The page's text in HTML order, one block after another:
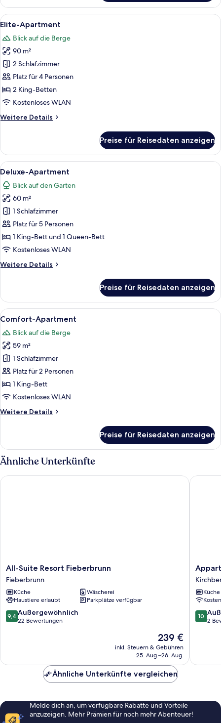
Suite,
2 Schlafzimmer
Alle
Fotos
für
Elite-
Apartment
anzeigen
Ein modernes Wohnzimmer mit
13
Elite-Apartment
Blick auf die Berge
90 m²
2 Schlafzimmer
Platz für 4 Personen
2 King-Betten
Kostenloses WLAN
Weitere Details
Weitere
Apartment
Preise für Reisedaten anzeigen
Alle
Fotos
für
Deluxe-
Apartment
anzeigen
Ein modernes Wohnzimmer mit
7
Deluxe-Apartment
Blick auf den Garten
60 m²
1 Schlafzimmer
Platz für 5 Personen
1 King-Bett und 1 Queen-Bett
Kostenloses WLAN
Weitere Details
Weitere
Apartment
Preise für Reisedaten anzeigen
Alle
Fotos
für
Comfort-
Apartment
anzeigen
Ein Wohnzimmer mit Fernseher,
7
Comfort-Apartment
Blick auf die Berge
59 m²
1 Schlafzimmer
Platz für 2 Personen
1 King-Bett
Kostenloses WLAN
Weitere Details
Weitere
Apartment
Preise für Reisedaten anzeigen
Ähnliche Unterkünfte
All-
Suite
Resort
Fieberbrunn
Fieberbrunn
All-Suite Resort Fieberbrunn
Fieberbrunn
Küche
Wäscherei
Haustiere erlaubt
Parkplätze verfügbar
9.4
von
9,4 Außergewöhnlich
22 Bewertungen
Der
Preis
beträgt
239 €
inkl. Steuern & Gebühren
25. Aug.–26. Aug.
All-Suite Resort Fieberbrunn
Robert
in
Tirol
Küche
10.0
von
10
2
Ähnliche Unterkünfte vergleichen
Melde dich an, um verfügbare Rabatte und Vorteile
anzuzeigen. Mehr Prämien für noch mehr Abenteuer!